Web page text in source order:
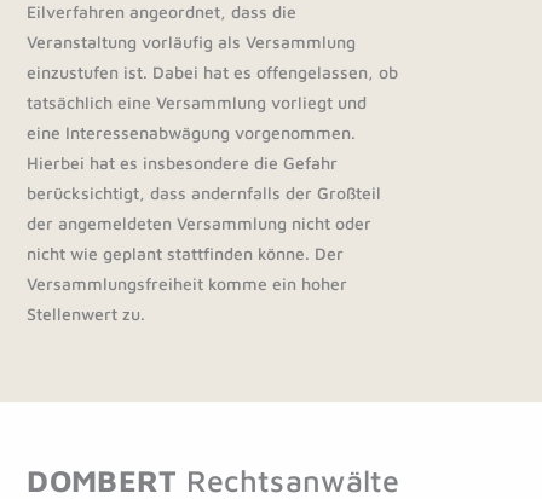
Eilverfahren angeordnet, dass die
Veranstaltung vorläufig als Versammlung
einzustufen ist. Dabei hat es offengelassen, ob
tatsächlich eine Versammlung vorliegt und
eine Interessenabwägung vorgenommen.
Hierbei hat es insbesondere die Gefahr
berücksichtigt, dass andernfalls der Großteil
der angemeldeten Versammlung nicht oder
nicht wie geplant stattfinden könne. Der
Versammlungsfreiheit komme ein hoher
Stellenwert zu.
DOMBERT Rechtsanwälte